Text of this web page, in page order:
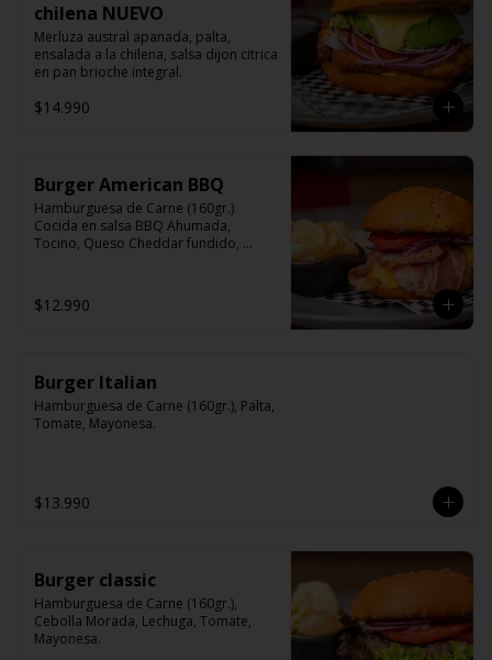
chilena NUEVO
Merluza austral apanada, palta,
ensalada a la chilena, salsa dijon citrica
en pan brioche integral.
$14.990
Burger American BBQ
Hamburguesa de Carne (160gr.)
Cocida en salsa BBQ Ahumada,
Tocino, Queso Cheddar fundido,
$12.990
Burger Italian
Hamburguesa de Carne (160gr.), Palta,
Tomate, Mayonesa.
$13.990
Burger classic
Hamburguesa de Carne (160gr.),
Cebolla Morada, Lechuga, Tomate,
Mayonesa.